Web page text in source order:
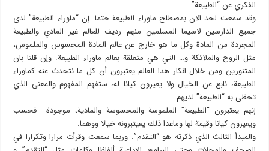
الفكري عن “الطبيعة”.
وقد سمعت لحد الان بمصطلح ماوراء الطبيعة حتما. إن “ماوراء الطبيعة” لدى
جميع الدارسين لاسيما المسلمين منهم رديف للعالم غير المادي والطبيعة
المجردة من المادة وكل ما هو خارج عن عالم المادة المحسوس والملموس،
مثل الروح والملائكة و… التي هي متعلقة بعالم ماوراء الطبيعة. وإن قلنا بان
المتنورين ومن خلال انكار هذا العالم يعتبرون أن كل ما نتحدث عنه كماوراء
الطبيعة، نابع عن الخيال ولا يعيرون كيانا له، ستفهم المفهوم والمعنى الذي
تحظى به “الطبيعة” لديهم.
إنهم يعتبرون “الطبيعة” الملموسة والمحسوسة والمادية، موجودة فحسب
ويعيرون كيانا وقيمة لها وماعدا ذلك يعيتبرونه خيالا ووهما.
والمبدأ الثالث الذي ذكرته هو “التقدم”. وربما سمعت وقرأت مرارا وتكرارا في